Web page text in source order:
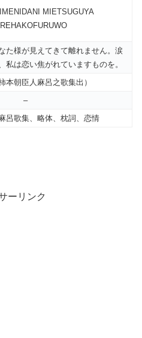
MIETSUGUYA
た様が見えてきて離れません。涙
私は恋い焦がれていますものを。
本朝臣人麻呂之歌集出）
–
呂歌集、略体、枕詞、恋情
ーリンク